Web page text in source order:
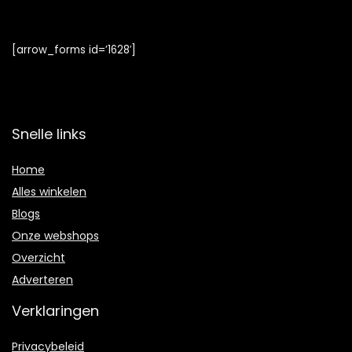
[arrow_forms id=’1628′]
Snelle links
Home
Alles winkelen
Blogs
Onze webshops
Overzicht
Adverteren
Verklaringen
Privacybeleid